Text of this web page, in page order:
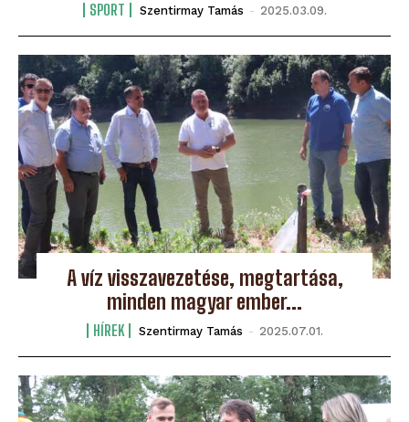
SPORT Szentirmay Tamás - 2025.03.09.
A víz visszavezetése, megtartása,
minden magyar ember...
HÍREK Szentirmay Tamás - 2025.07.01.